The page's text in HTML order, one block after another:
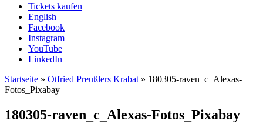
Tickets kaufen
English
Facebook
Instagram
YouTube
LinkedIn
Startseite » Otfried Preußlers Krabat » 180305-raven_c_Alexas-
Fotos_Pixabay
180305-raven_c_Alexas-Fotos_Pixabay